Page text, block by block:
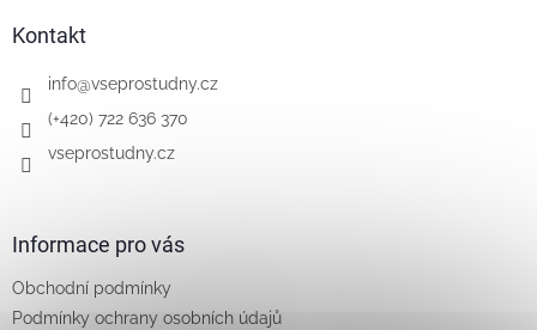
Kontakt
info@vseprostudny.cz
(+420) 722 636 370
vseprostudny.cz
Informace pro vás
Obchodní podmínky
Podmínky ochrany osobních údajů